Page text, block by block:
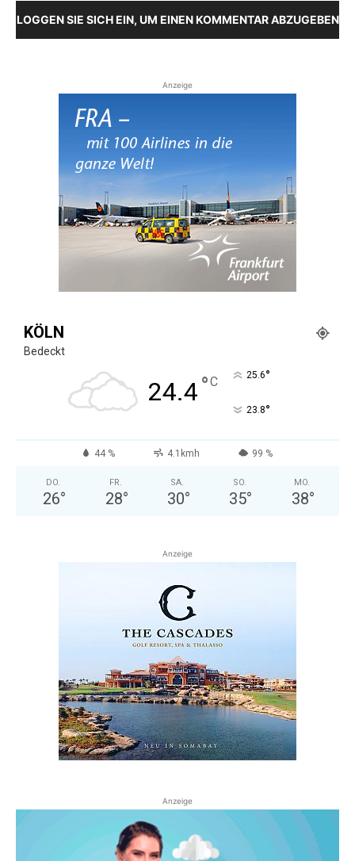
LOGGEN SIE SICH EIN, UM EINEN KOMMENTAR ABZUGEBEN
Anzeige
KÖLN
Bedeckt
24.4°C 25.6°
23.8°
44 % 4.1kmh 99 %
DO.
26°
FR.
28°
SA.
30°
SO.
35°
MO.
38°
Anzeige
Anzeige